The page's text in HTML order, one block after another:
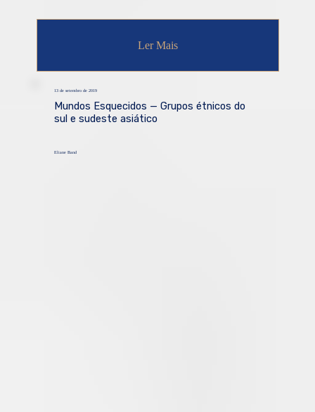
Ler Mais
13 de setembro de 2019
Mundos Esquecidos — Grupos étnicos do
sul e sudeste asiático
Eliane Band